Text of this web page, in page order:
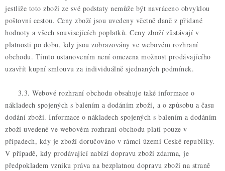
jestliže toto zboží ze své podstaty nemůže být navráceno obvyklou
poštovní cestou. Ceny zboží jsou uvedeny včetně daně z přidané
hodnoty a všech souvisejících poplatků. Ceny zboží zůstávají v
platnosti po dobu, kdy jsou zobrazovány ve webovém rozhraní
obchodu. Tímto ustanovením není omezena možnost prodávajícího
uzavřít kupní smlouvu za individuálně sjednaných podmínek.
3.3. Webové rozhraní obchodu obsahuje také informace o
nákladech spojených s balením a dodáním zboží, a o způsobu a času
dodání zboží. Informace o nákladech spojených s balením a dodáním
zboží uvedené ve webovém rozhraní obchodu platí pouze v
případech, kdy je zboží doručováno v rámci území České republiky.
V případě, kdy prodávající nabízí dopravu zboží zdarma, je
předpokladem vzniku práva na bezplatnou dopravu zboží na straně